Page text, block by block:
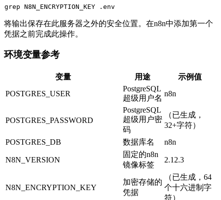
grep N8N_ENCRYPTION_KEY . env
将输出保存在此服务器之外的安全位置。在n8n中添加第一个
凭据之前完成此操作。
环境变量参考
变量 用途
示例值
POSTGRES_USER
PostgreSQL
超级用户名
n8n
POSTGRES_PASSWORD
PostgreSQL
超级用户密
码
（已生成，
32+字符）
POSTGRES_DB
数据库名 n8n
N8N_VERSION
固定的n8n
镜像标签
2.12.3
N8N_ENCRYPTION_KEY
加密存储的
凭据
（已生成，64
个十六进制字
符）